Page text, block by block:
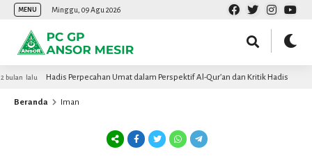
MENU Minggu, 09 Agu 2026
bulan lalu Hadis Perpecahan Umat dalam Perspektif Al-Qur’an dan Kritik Hadis
Beranda Iman